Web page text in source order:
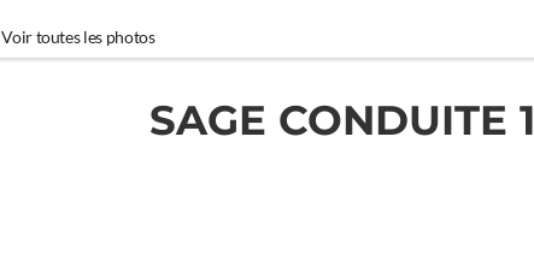
Voir toutes les photos
SAGE CONDUITE 1